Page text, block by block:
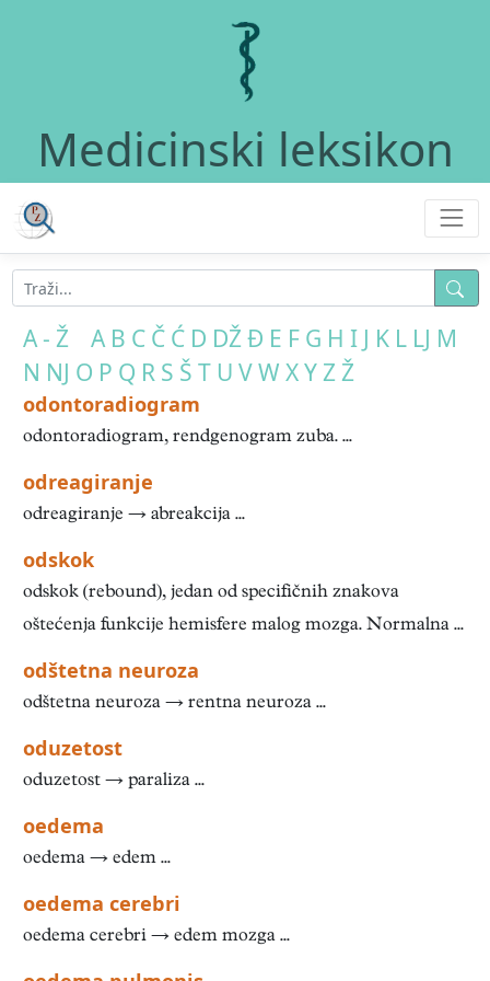
Medicinski leksikon
A - Ž A B C Č Ć D DŽĐ E F G H I J K L LJ M
N NJ O P Q R S Š T U VW XYZŽ
odontoradiogram
odontoradiogram, rendgenogram zuba. ...
odreagiranje
odreagiranje → abreakcija ...
odskok
odskok (rebound), jedan od specifičnih znakova
oštećenja funkcije hemisfere malog mozga. Normalna ...
odštetna neuroza
odštetna neuroza → rentna neuroza ...
oduzetost
oduzetost → paraliza ...
oedema
oedema → edem ...
oedema cerebri
oedema cerebri → edem mozga ...